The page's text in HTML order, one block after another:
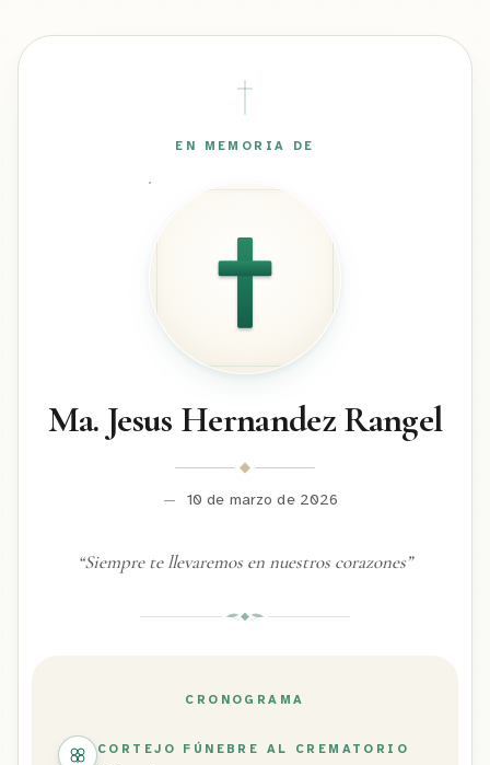
EN MEMORIA DE
Ma. Jesus Hernandez Rangel
— 10 de marzo de 2026
“Siempre te llevaremos en nuestros corazones”
CRONOGRAMA
CORTEJO FÚNEBRE AL CREMATORIO